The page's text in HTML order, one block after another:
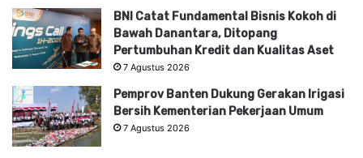
BNI Catat Fundamental Bisnis Kokoh di
Bawah Danantara, Ditopang
Pertumbuhan Kredit dan Kualitas Aset
7 Agustus 2026
Pemprov Banten Dukung Gerakan Irigasi
Bersih Kementerian Pekerjaan Umum
7 Agustus 2026